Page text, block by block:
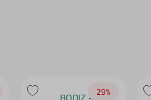
29‎%‎